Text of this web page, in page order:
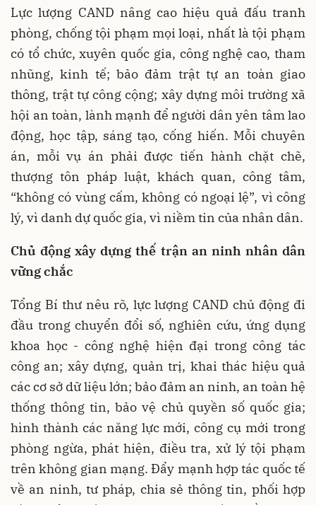
Lực lượng CAND nâng cao hiệu quả đấu tranh
phòng, chống tội phạm mọi loại, nhất là tội phạm
có tổ chức, xuyên quốc gia, công nghệ cao, tham
nhũng, kinh tế; bảo đảm trật tự an toàn giao
thông, trật tự công cộng; xây dựng môi trường xã
hội an toàn, lành mạnh để người dân yên tâm lao
động, học tập, sáng tạo, cống hiến. Mỗi chuyên
án, mỗi vụ án phải được tiến hành chặt chẽ,
thượng tôn pháp luật, khách quan, công tâm,
“không có vùng cấm, không có ngoại lệ”, vì công
lý, vì danh dự quốc gia, vì niềm tin của nhân dân.
Chủ động xây dựng thế trận an ninh nhân dân
vững chắc
Tổng Bí thư nêu rõ, lực lượng CAND chủ động đi
đầu trong chuyển đổi số, nghiên cứu, ứng dụng
khoa học - công nghệ hiện đại trong công tác
công an; xây dựng, quản trị, khai thác hiệu quả
các cơ sở dữ liệu lớn; bảo đảm an ninh, an toàn hệ
thống thông tin, bảo vệ chủ quyền số quốc gia;
hình thành các năng lực mới, công cụ mới trong
phòng ngừa, phát hiện, điều tra, xử lý tội phạm
trên không gian mạng. Đẩy mạnh hợp tác quốc tế
về an ninh, tư pháp, chia sẻ thông tin, phối hợp